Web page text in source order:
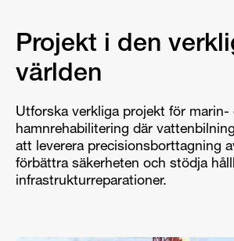
Projekt i den
världen
Utforska verkliga projekt för marin-
hamnrehabilitering där
att leverera precisionsborttagning
förbättra säkerheten och stödja
infrastrukturreparationer.